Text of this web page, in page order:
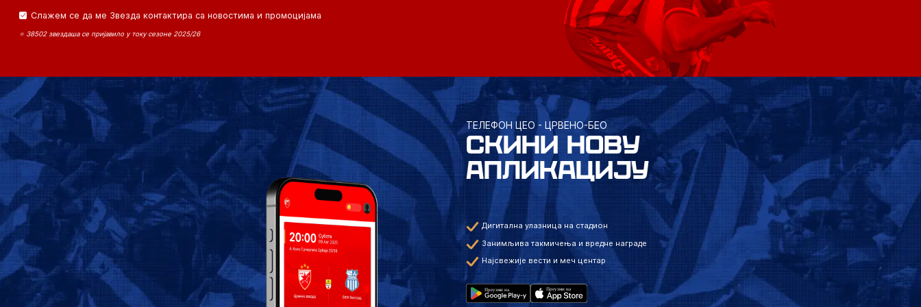
Слажем се да ме Звезда контактира са новостима и промоцијама
⭐ 38502 звездаша се пријавило у току сезоне 2025/26
ТЕЛЕФОН ЦЕО - ЦРВЕНО-БЕО
СКИНИ НОВУ
АПЛИКАЦИЈУ
Дигитална улазница на стадион
Занимљива такмичења и вредне награде
Најсвежије вести и меч центар